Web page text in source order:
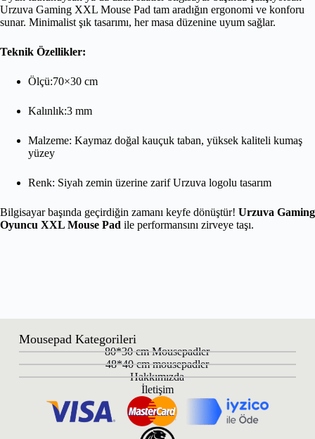
Urzuva Gaming XXL Mouse Pad tam aradığın ergonomi ve konforu
sunar. Minimalist şık tasarımı, her masa düzenine uyum sağlar.
Teknik Özellikler:
Ölçü:70×30 cm
Kalınlık:3 mm
Malzeme: Kaymaz doğal kauçuk taban, yüksek kaliteli kumaş
yüzey
Renk: Siyah zemin üzerine zarif Urzuva logolu tasarım
Bilgisayar başında geçirdiğin zamanı keyfe dönüştür! Urzuva Gaming
Oyuncu XXL Mouse Pad ile performansını zirveye taşı.
Mousepad Kategorileri
80*30 cm Mousepadler
48*40 cm mousepadler
Hakkımızda
İletişim